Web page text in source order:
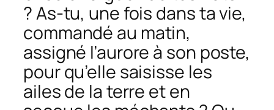
? As-tu, une fois dans ta vie,
commandé au matin,
assigné l’aurore à son poste,
pour qu’elle saisisse les
ailes de la terre et en